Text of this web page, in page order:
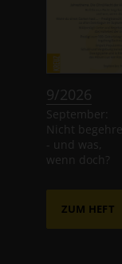
9/2026
September:
Nicht
- und was,
wenn doch?
ZUM HEFT